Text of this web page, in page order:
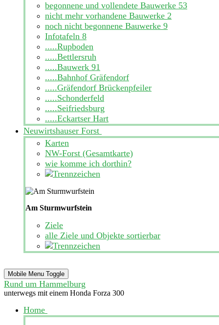
begonnene und vollendete Bauwerke 53
nicht mehr vorhandene Bauwerke 2
noch nicht begonnene Bauwerke 9
Infotafeln 8
.....Rupboden
.....Bettlersruh
.....Bauwerk 91
.....Bahnhof Gräfendorf
.....Gräfendorf Brückenpfeiler
.....Schonderfeld
.....Seifriedsburg
.....Eckartser Hart
Neuwirtshauser Forst
Karten
NW-Forst (Gesamtkarte)
wie komme ich dorthin?
Am Sturmwurfstein
Ziele
alle Ziele und Objekte sortierbar
Mobile Menu Toggle
Rund um Hammelburg
unterwegs mit einem Honda Forza 300
Home